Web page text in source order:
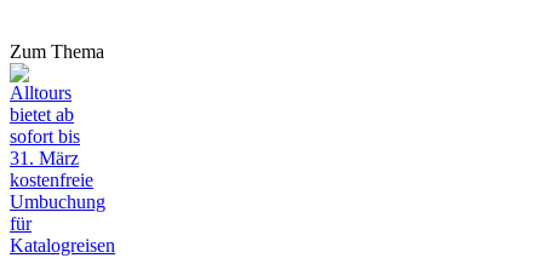
Zum Thema